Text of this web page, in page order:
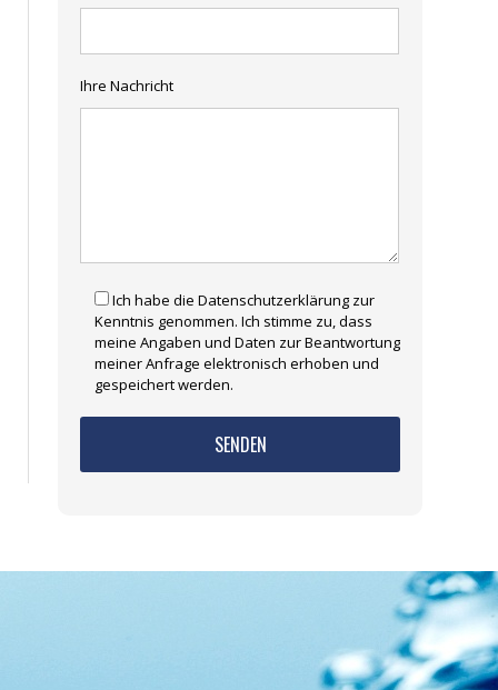
Ihre Nachricht
Ich habe die Datenschutzerklärung zur
Kenntnis genommen. Ich stimme zu, dass
meine Angaben und Daten zur Beantwortung
meiner Anfrage elektronisch erhoben und
gespeichert werden.